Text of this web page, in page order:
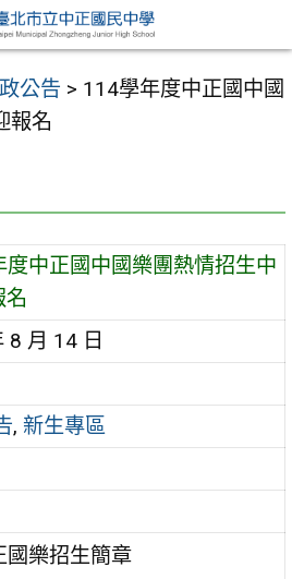
公告 > 114學年度中正國中國
報名
度中正國中國樂團熱情招生中
名
8 月 14 日
,新生專區
國樂招生簡章